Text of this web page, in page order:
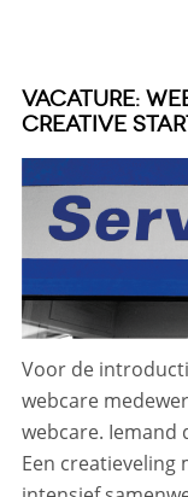
VACATURE:
CREATIVE
Voor de
webcare
webcare. Iemand
Een creatieveling